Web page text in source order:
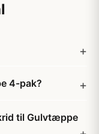
4-pak?
til Gulvtæppe